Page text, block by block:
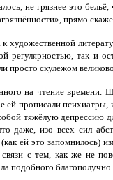
не грязнее это
прямо
художественной
регулярностью, так и
просто скулежом
на чтение
прописали психиатры,
тяжёлую депрессию
даже, изо всех сил
ей это запомнилось)
с тем, как же не
подобного